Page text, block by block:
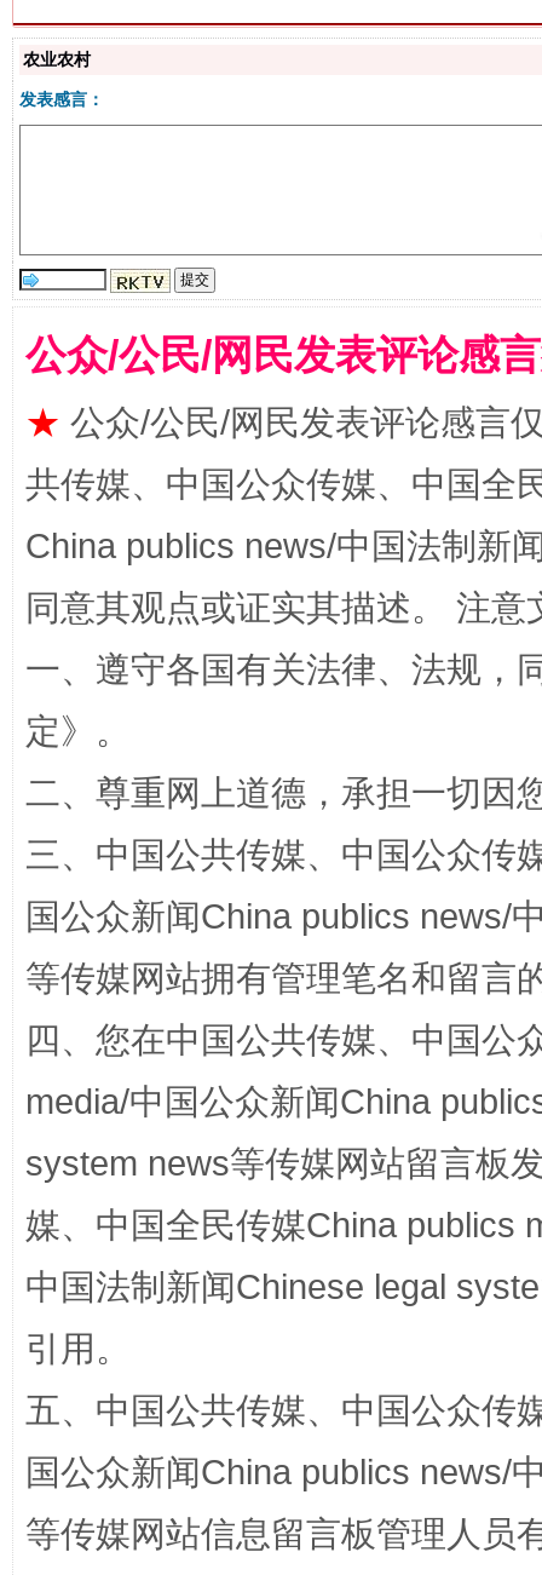
解纷+调解+退费，一次搞定
站台名比不上好声名
漫山遍野的桃花与雪山、麦地、白藏房 除
农业农村
发表感言：
公众/公民/网民发表评论感
★ 公众/公民/网民发表评论感言
共传媒、中国公众传媒、中国全
China publics news/中国法制新
同意其观点或证实其描述。 注
一、遵守各国有关法律、法规，
定》。
二、尊重网上道德，承担一切因
三、中国公共传媒、中国公众传
国公众新闻China publics news/
等传媒网站拥有管理笔名和留言
四、您在中国公共传媒、中国公
media/中国公众新闻China
system news等传媒网站留言板
媒、中国全民传媒China publics
中国法制新闻Chinese legal
引用。
五、中国公共传媒、中国公众传
国公众新闻China publics news/
等传媒网站信息留言板管理人员